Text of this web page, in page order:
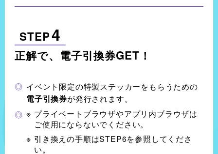
STEP4
正解で、電子引換券GET！
イベント限定の特製ステッカーをもらうための
電子引換券が発行されます。
プライベートブラウザやアプリ内ブラウザは
ご使用にならないでください。
引き換えの手順はSTEP6を参照してくださ
い。